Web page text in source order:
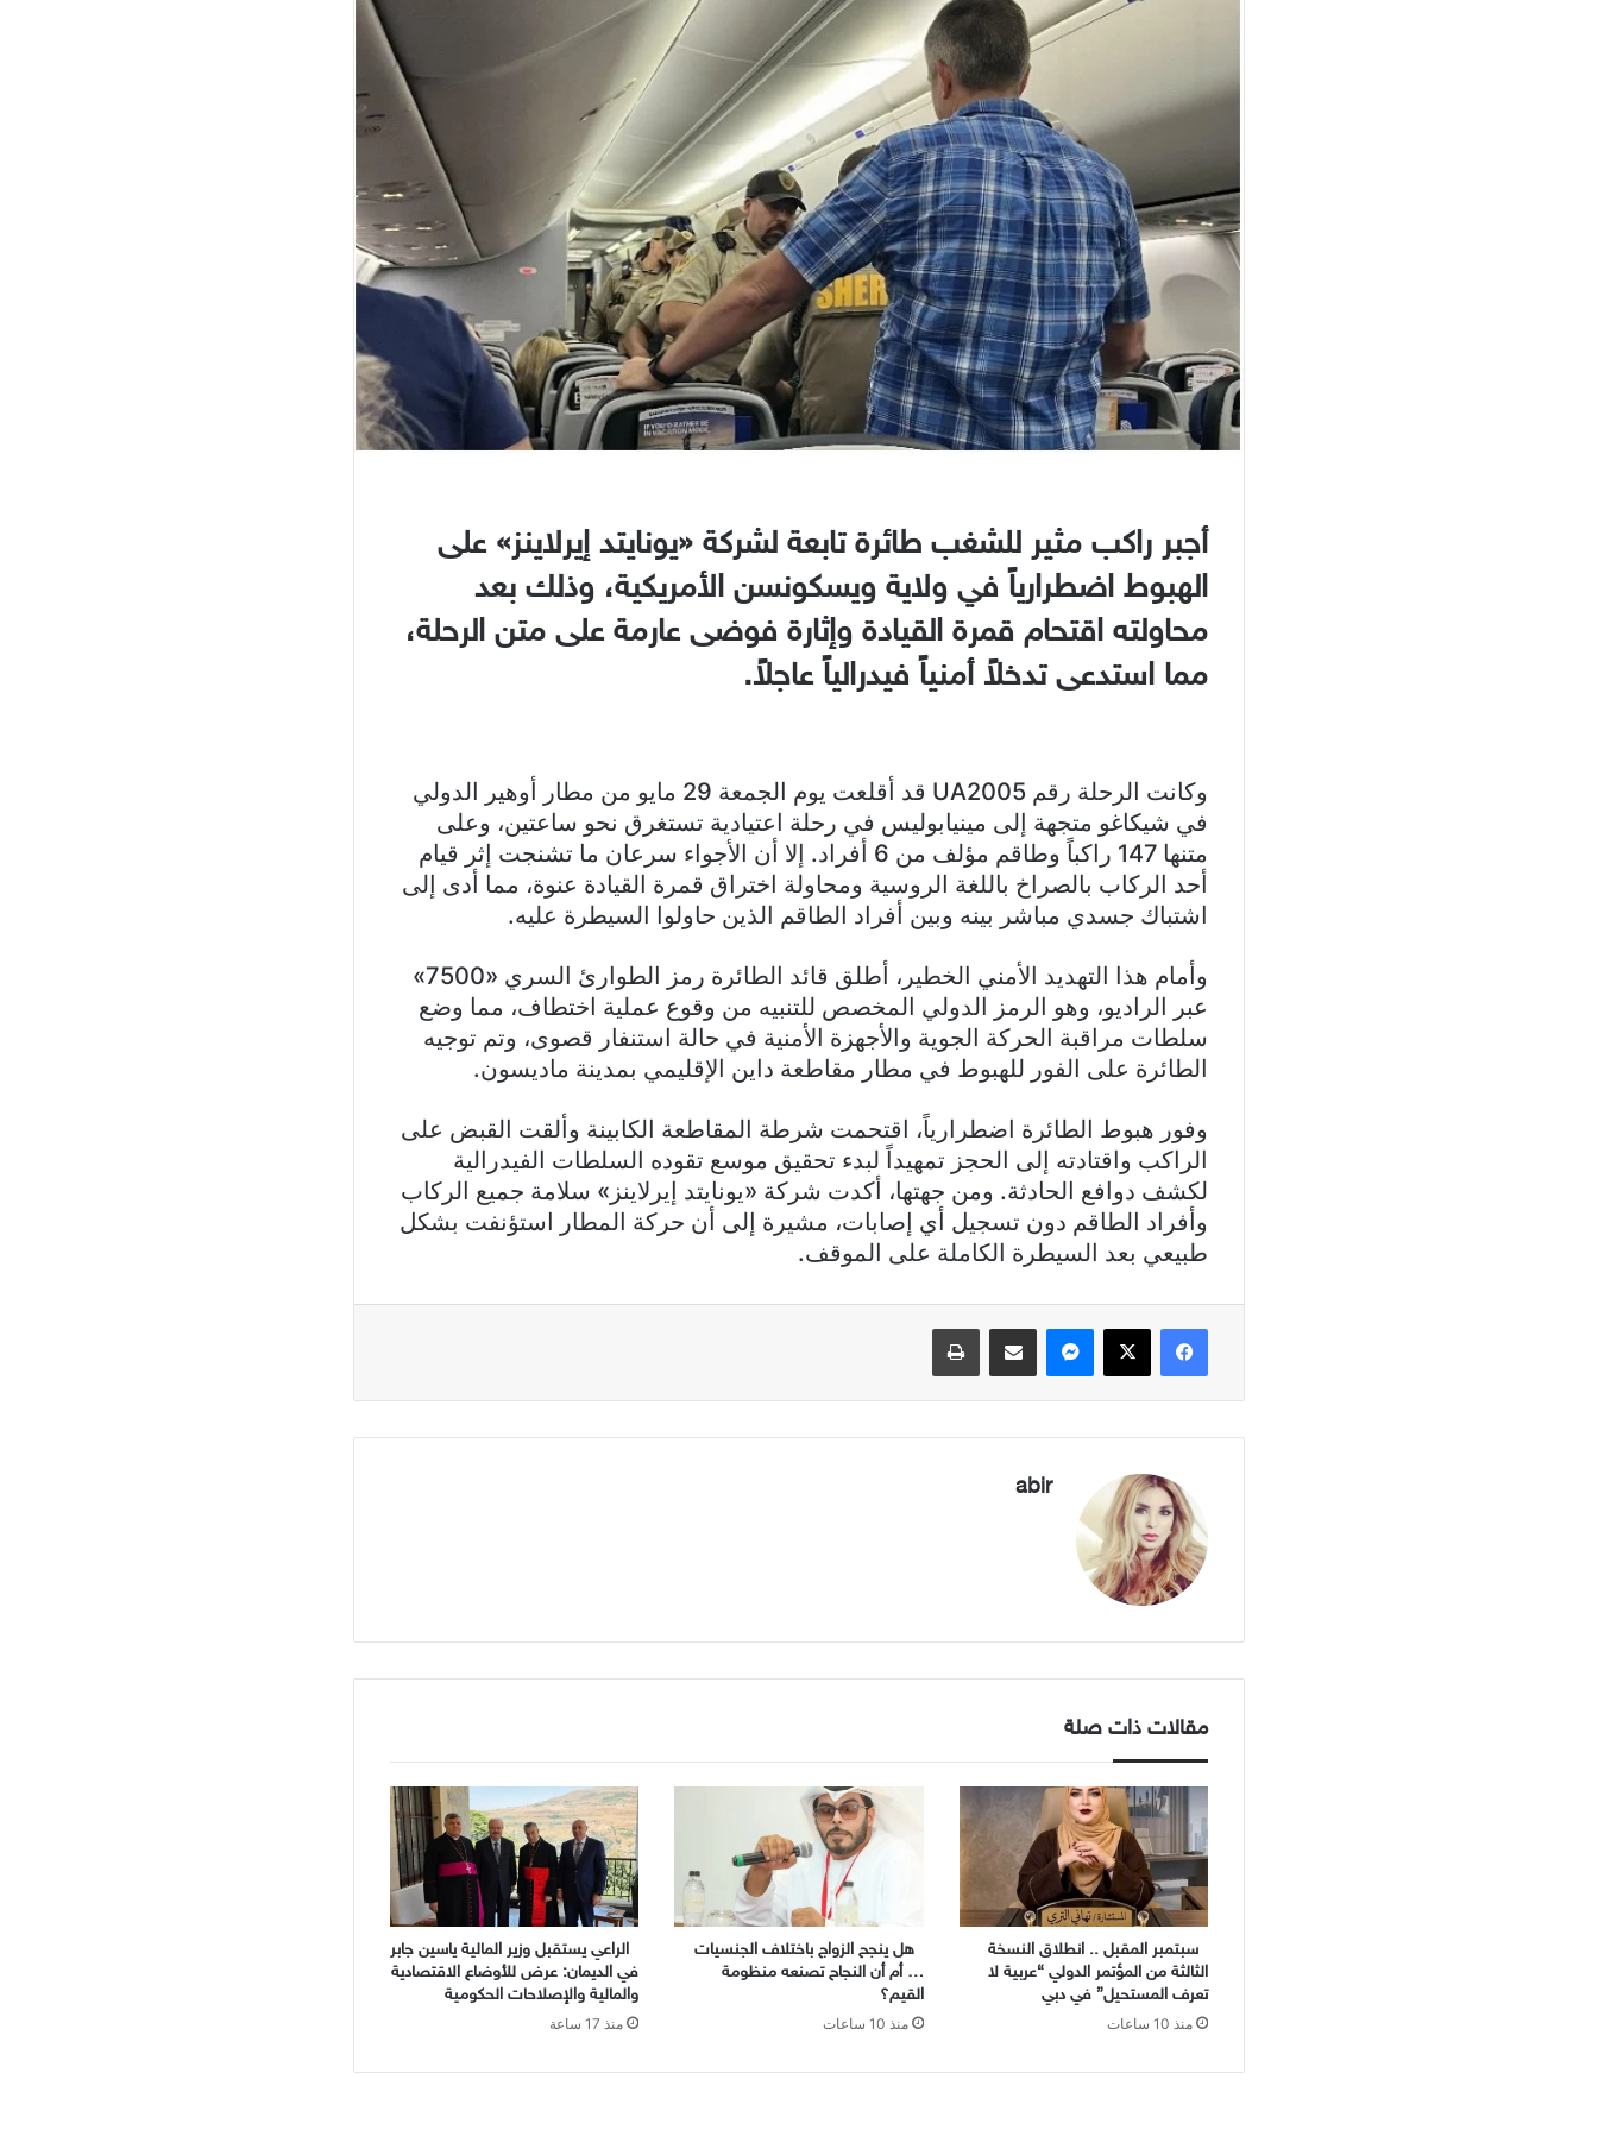
أجبر راكب مثير للشغب طائرة تابعة لشركة «يونايتد إيرلاينز» على
الهبوط اضطرارياً في ولاية ويسكونسن الأمريكية، وذلك بعد
محاولته اقتحام قمرة القيادة وإثارة فوضى عارمة على متن الرحلة،
مما استدعى تدخلاً أمنياً فيدرالياً عاجلاً.
وكانت الرحلة رقم UA2005 قد أقلعت يوم الجمعة 29 مايو من مطار أوهير الدولي
في شيكاغو متجهة إلى مينيابوليس في رحلة اعتيادية تستغرق نحو ساعتين، وعلى
متنها 147 راكباً وطاقم مؤلف من 6 أفراد. إلا أن الأجواء سرعان ما تشنجت إثر قيام
أحد الركاب بالصراخ باللغة الروسية ومحاولة اختراق قمرة القيادة عنوة، مما أدى إلى
اشتباك جسدي مباشر بينه وبين أفراد الطاقم الذين حاولوا السيطرة عليه.
وأمام هذا التهديد الأمني الخطير، أطلق قائد الطائرة رمز الطوارئ السري «7500»
عبر الراديو، وهو الرمز الدولي المخصص للتنبيه من وقوع عملية اختطاف، مما وضع
سلطات مراقبة الحركة الجوية والأجهزة الأمنية في حالة استنفار قصوى، وتم توجيه
الطائرة على الفور للهبوط في مطار مقاطعة داين الإقليمي بمدينة ماديسون.
وفور هبوط الطائرة اضطرارياً، اقتحمت شرطة المقاطعة الكابينة وألقت القبض على
الراكب واقتادته إلى الحجز تمهيداً لبدء تحقيق موسع تقوده السلطات الفيدرالية
لكشف دوافع الحادثة. ومن جهتها، أكدت شركة «يونايتد إيرلاينز» سلامة جميع الركاب
وأفراد الطاقم دون تسجيل أي إصابات، مشيرة إلى أن حركة المطار استؤنفت بشكل
طبيعي بعد السيطرة الكاملة على الموقف.
فيسبوك X ماسنجر مشاركة عبر البريد طباعة
abir
مقالات ذات صلة
سبتمبر المقبل .. انطلاق النسخة
الثالثة من المؤتمر الدولي “عربية لا
تعرف المستحيل” في دبي
منذ 10 ساعات
هل ينجح الزواج باختلاف الجنسيات
… أم أن النجاح تصنعه منظومة
القيم؟
منذ 10 ساعات
الراعي يستقبل وزير المالية ياسين جابر
في الديمان: عرض للأوضاع الاقتصادية
والمالية والإصلاحات الحكومية
منذ 17 ساعة